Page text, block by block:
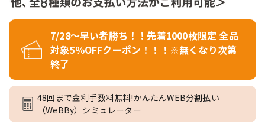
7/28～早い者勝ち！！先着1000枚限定 全品
対象5％OFFクーポン！！！※無くなり次第
終了
48回まで金利手数料無料!かんたんWEB分割払い
（WeBBy）シミュレーター